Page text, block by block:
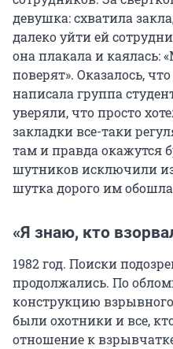
девушка: схватила
далеко уйти ей
она плакала и каялась:
поверят». Оказалось,
написала группа
уверяли, что просто
закладки все-таки
там и правда окажутся
шутников исключили
шутка дорого им
«Я знаю, кто
1982 год. Поиски
продолжались. По
конструкцию
были охотники и все,
отношение к